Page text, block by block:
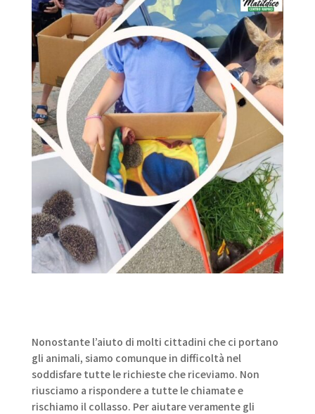
Nonostante l’aiuto di molti cittadini che ci portano
gli animali, siamo comunque in difficoltà nel
soddisfare tutte le richieste che riceviamo. Non
riusciamo a rispondere a tutte le chiamate e
rischiamo il collasso. Per aiutare veramente gli